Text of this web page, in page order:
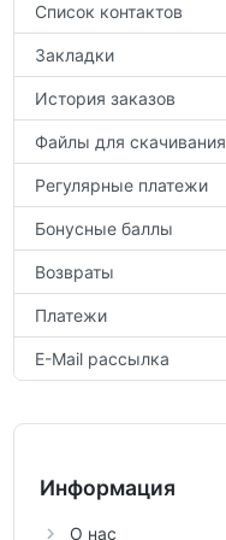
Список контактов
Закладки
История заказов
Файлы для скачивания
Регулярные платежи
Бонусные баллы
Возвраты
Платежи
E-Mail рассылка
Информация
О нас